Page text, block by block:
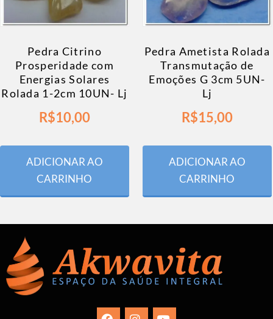
Pedra Citrino
Prosperidade com
Energias Solares
Rolada 1-2cm 10UN- Lj
R$10,00
ADICIONAR AO
CARRINHO
Pedra Ametista Rolada
Transmutação de
Emoções G 3cm 5UN-
Lj
R$15,00
ADICIONAR AO
CARRINHO